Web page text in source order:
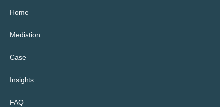
Home
Mediation
Case
Insights
FAQ